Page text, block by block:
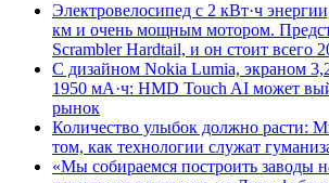
Электровелосипед с 2 кВт·ч
км и очень мощным мотором.
Scrambler Hardtail, и он стоит всего
С дизайном Nokia Lumia, экраном
1950 мА·ч: HMD Touch AI может
рынок
Количество улыбок должно расти:
том, как технологии служат
«Мы собираемся построить заводы